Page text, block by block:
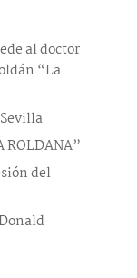
al doctor
“La
ROLDANA”
del